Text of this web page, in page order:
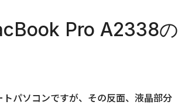
Pro A2338の
パソコンですが、その反面、液晶部分